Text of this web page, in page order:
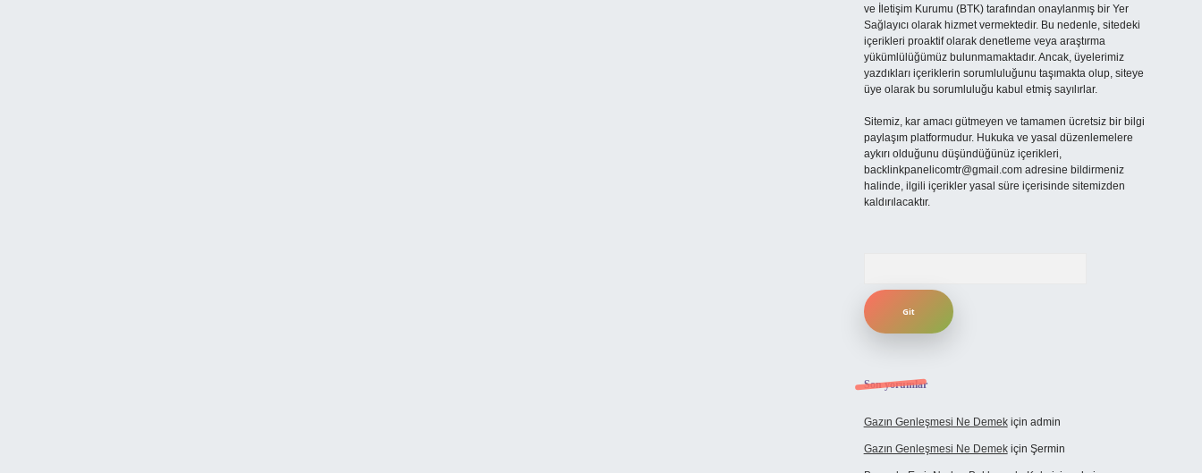
ve İletişim Kurumu (BTK) tarafından onaylanmış bir Yer
Sağlayıcı olarak hizmet vermektedir. Bu nedenle, sitedeki
içerikleri proaktif olarak denetleme veya araştırma
yükümlülüğümüz bulunmamaktadır. Ancak, üyelerimiz
yazdıkları içeriklerin sorumluluğunu taşımakta olup, siteye
üye olarak bu sorumluluğu kabul etmiş sayılırlar.
Sitemiz, kar amacı gütmeyen ve tamamen ücretsiz bir bilgi
paylaşım platformudur. Hukuka ve yasal düzenlemelere
aykırı olduğunu düşündüğünüz içerikleri,
backlinkpanelicomtr@gmail.comadresine bildirmeniz
halinde, ilgili içerikler yasal süre içerisinde sitemizden
kaldırılacaktır.
Son yorumlar
Gazın Genleşmesi Ne Demekiçin admin
Gazın Genleşmesi Ne Demekiçin Şermin